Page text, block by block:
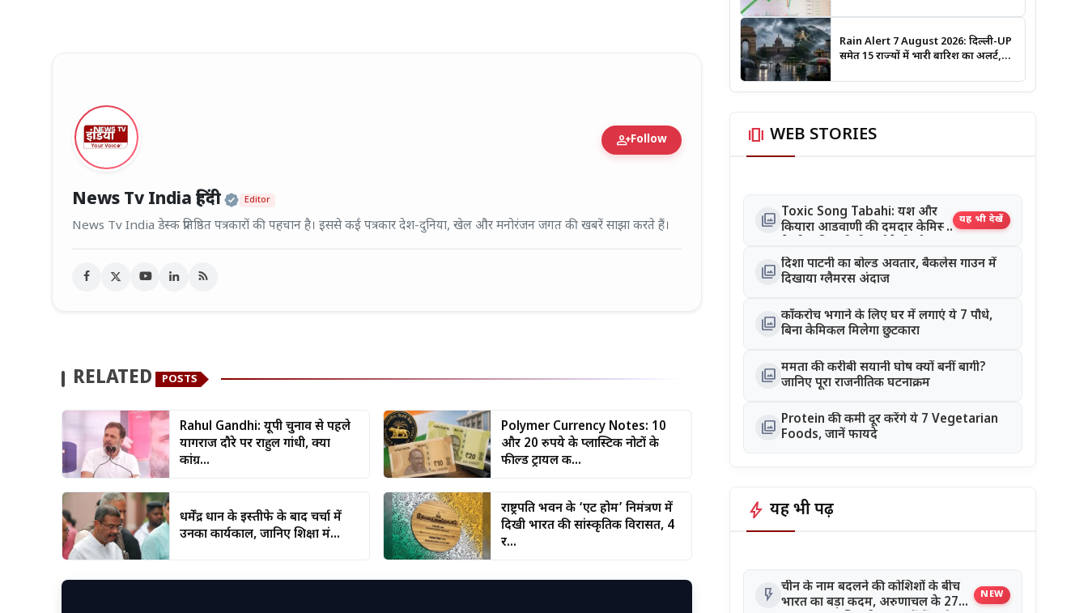
person_addFollow
News Tv India हिंदी Official | Verified Expert • 27 Mar, 2026
Editor
News Tv India डेस्क प्रतिष्ठित पत्रकारों की पहचान है। इससे कई पत्रकार देश-दुनिया, खेल और मनोरंजन जगत की खबरें साझा करते हैं।
RELATED POSTS
Rahul Gandhi: यूपी चुनाव से पहले
प्रयागराज दौरे पर राहुल गांधी, क्या
कांग्र...
Polymer Currency Notes: 10
और 20 रुपये के प्लास्टिक नोटों के
फील्ड ट्रायल क...
धर्मेंद्र प्रधान के इस्तीफे के बाद चर्चा में
उनका कार्यकाल, जानिए शिक्षा मं...
राष्ट्रपति भवन के ‘एट होम’ निमंत्रण में
दिखी भारत की सांस्कृतिक विरासत, 4
र...
Rain Alert 7 August 2026: दिल्ली-UP
समेत 15 राज्यों में भारी बारिश का अलर्ट,
amp_stories WEB STORIES
photo_library Toxic Song Tabahi: यश और
कियारा आडवाणी की दमदार केमिस्ट्री
मीडिया पर छाया गाना
यह भी देखें
photo_library दिशा पाटनी का बोल्ड अवतार, बैकलेस गाउन में
दिखाया ग्लैमरस अंदाज
photo_library कॉकरोच भगाने के लिए घर में लगाएं ये 7 पौधे,
बिना केमिकल मिलेगा छुटकारा
photo_library ममता की करीबी सयानी घोष क्यों बनीं बागी?
जानिए पूरा राजनीतिक घटनाक्रम
photo_library Protein की कमी दूर करेंगे ये 7 Vegetarian
Foods, जानें फायदे
bolt यह भी पढ़ें
flash_on चीन के नाम बदलने की कोशिशों के बीच
भारत का बड़ा कदम, अरुणाचल के 27
NEW